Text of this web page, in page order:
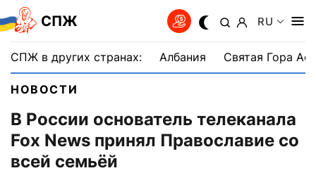
СПЖ RU
СПЖ в других странах: Албания Святая Гора
НОВОСТИ
В России основатель телеканала
Fox News принял Православие со
всей семьёй